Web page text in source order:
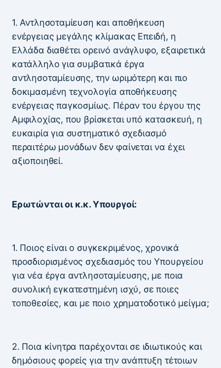
1. Αντλησοταμίευση και αποθήκευση
ενέργειας μεγάλης κλίμακας Επειδή, η
Ελλάδα διαθέτει ορεινό ανάγλυφο, εξαιρετικά
κατάλληλο για συμβατικά έργα
αντλησοταμίευσης, την ωριμότερη και πιο
δοκιμασμένη τεχνολογία αποθήκευσης
ενέργειας παγκοσμίως. Πέραν του έργου της
Αμφιλοχίας, που βρίσκεται υπό κατασκευή, η
ευκαιρία για συστηματικό σχεδιασμό
περαιτέρω μονάδων δεν φαίνεται να έχει
αξιοποιηθεί.
Ερωτώνται οι κ.κ. Υπουργοί:
1. Ποιος είναι ο συγκεκριμένος, χρονικά
προσδιορισμένος σχεδιασμός του Υπουργείου
για νέα έργα αντλησοταμίευσης, με ποια
συνολική εγκατεστημένη ισχύ, σε ποιες
τοποθεσίες, και με ποιο χρηματοδοτικό μείγμα;
2. Ποια κίνητρα παρέχονται σε ιδιωτικούς και
δημόσιους φορείς για την ανάπτυξη τέτοιων